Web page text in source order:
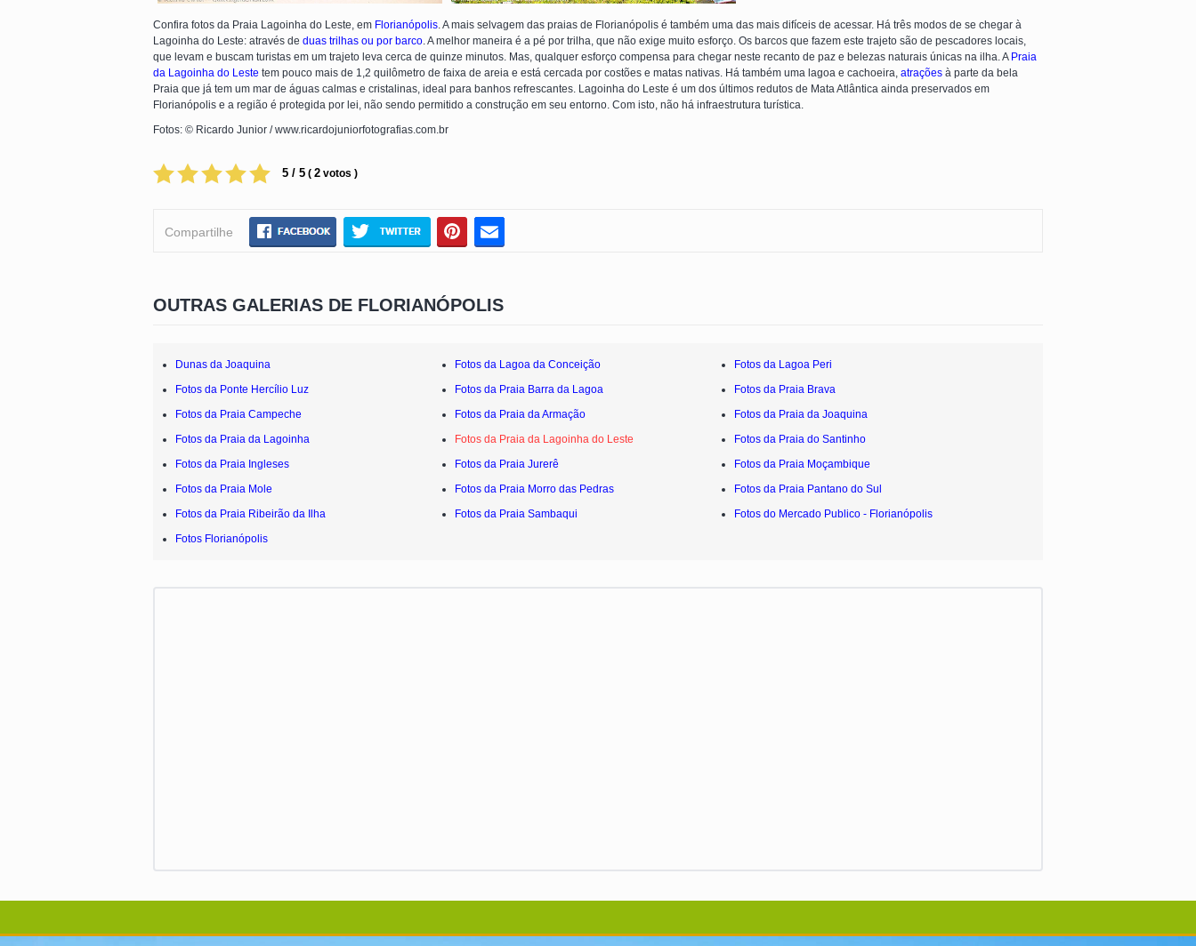
Confira fotos da Praia Lagoinha do Leste, em Florianópolis. A mais selvagem das praias de Florianópolis é também uma das mais difíceis de acessar. Há três modos de se chegar à
Lagoinha do Leste: através de duas trilhas ou por barco. A melhor maneira é a pé por trilha, que não exige muito esforço. Os barcos que fazem este trajeto são de pescadores locais,
que levam e buscam turistas em um trajeto leva cerca de quinze minutos. Mas, qualquer esforço compensa para chegar neste recanto de paz e belezas naturais únicas na ilha. A Praia
da Lagoinha do Leste tem pouco mais de 1,2 quilômetro de faixa de areia e está cercada por costões e matas nativas. Há também uma lagoa e cachoeira, atrações à parte da bela
Praia que já tem um mar de águas calmas e cristalinas, ideal para banhos refrescantes. Lagoinha do Leste é um dos últimos redutos de Mata Atlântica ainda preservados em
Florianópolis e a região é protegida por lei, não sendo permitido a construção em seu entorno. Com isto, não há infraestrutura turística.
Fotos: © Ricardo Junior / www.ricardojuniorfotografias.com.br
5 / 5 ( 2 votos )
Compartilhe
OUTRAS GALERIAS DE FLORIANÓPOLIS
Dunas da Joaquina Fotos da Lagoa da Conceição
Fotos da Lagoa Peri
Fotos da Ponte Hercílio Luz
Fotos da Praia Barra da Lagoa
Fotos da Praia Brava
Fotos da Praia Campeche
Fotos da Praia da Armação
Fotos da Praia da Joaquina
Fotos da Praia da Lagoinha
Fotos da Praia da Lagoinha do Leste
Fotos da Praia do Santinho
Fotos da Praia Ingleses
Fotos da Praia Jurerê
Fotos da Praia Moçambique
Fotos da Praia Mole
Fotos da Praia Morro das Pedras
Fotos da Praia Pantano do Sul
Fotos da Praia Ribeirão da Ilha
Fotos da Praia Sambaqui
Fotos do Mercado Publico - Florianópolis
Fotos Florianópolis